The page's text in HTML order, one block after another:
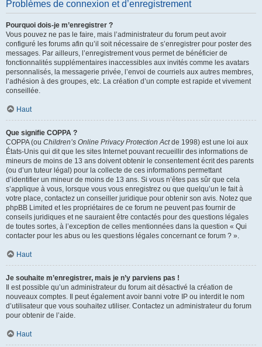
Problèmes de connexion et d’enregistrement
Pourquoi dois-je m’enregistrer ?
Vous pouvez ne pas le faire, mais l’administrateur du forum peut avoir
configuré les forums afin qu’il soit nécessaire de s’enregistrer pour poster des
messages. Par ailleurs, l’enregistrement vous permet de bénéficier de
fonctionnalités supplémentaires inaccessibles aux invités comme les avatars
personnalisés, la messagerie privée, l’envoi de courriels aux autres membres,
l’adhésion à des groupes, etc. La création d’un compte est rapide et vivement
conseillée.
Haut
Que signifie COPPA ?
COPPA (ou Children’s Online Privacy Protection Actde 1998) est une loi aux
États-Unis qui dit que les sites Internet pouvant recueillir des informations de
mineurs de moins de 13 ans doivent obtenir le consentement écrit des parents
(ou d’un tuteur légal) pour la collecte de ces informations permettant
d’identifier un mineur de moins de 13 ans. Si vous n’êtes pas sûr que cela
s’applique à vous, lorsque vous vous enregistrez ou que quelqu’un le fait à
votre place, contactez un conseiller juridique pour obtenir son avis. Notez que
phpBB Limited et les propriétaires de ce forum ne peuvent pas fournir de
conseils juridiques et ne sauraient être contactés pour des questions légales
de toutes sortes, à l’exception de celles mentionnées dans la question « Qui
contacter pour les abus ou les questions légales concernant ce forum ? ».
Haut
Je souhaite m’enregistrer, mais je n’y parviens pas !
Il est possible qu’un administrateur du forum ait désactivé la création de
nouveaux comptes. Il peut également avoir banni votre IP ou interdit le nom
d’utilisateur que vous souhaitez utiliser. Contactez un administrateur du forum
pour obtenir de l’aide.
Haut